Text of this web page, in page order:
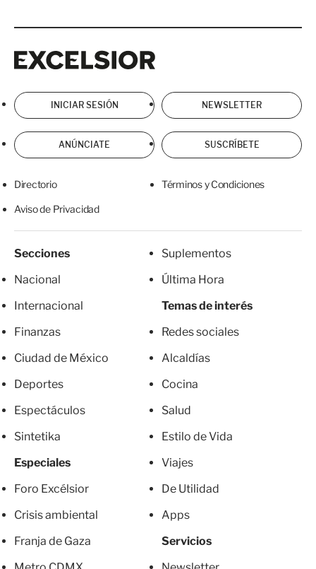
INICIAR SESIÓN NEWSLETTER
ANÚNCIATE SUSCRÍBETE
Directorio Términos y Condiciones
Aviso de Privacidad
Secciones
Nacional
Internacional
Finanzas
Ciudad de México
Deportes
Espectáculos
Sintetika
Especiales
Foro Excélsior
Crisis ambiental
Franja de Gaza
Suplementos
Última Hora
Temas de interés
Redes sociales
Alcaldías
Cocina
Salud
Estilo de Vida
Viajes
De Utilidad
Apps
Servicios